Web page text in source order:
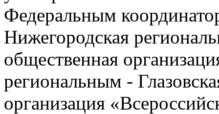
Федеральным
Нижегородская
общественная
региональным -
организация